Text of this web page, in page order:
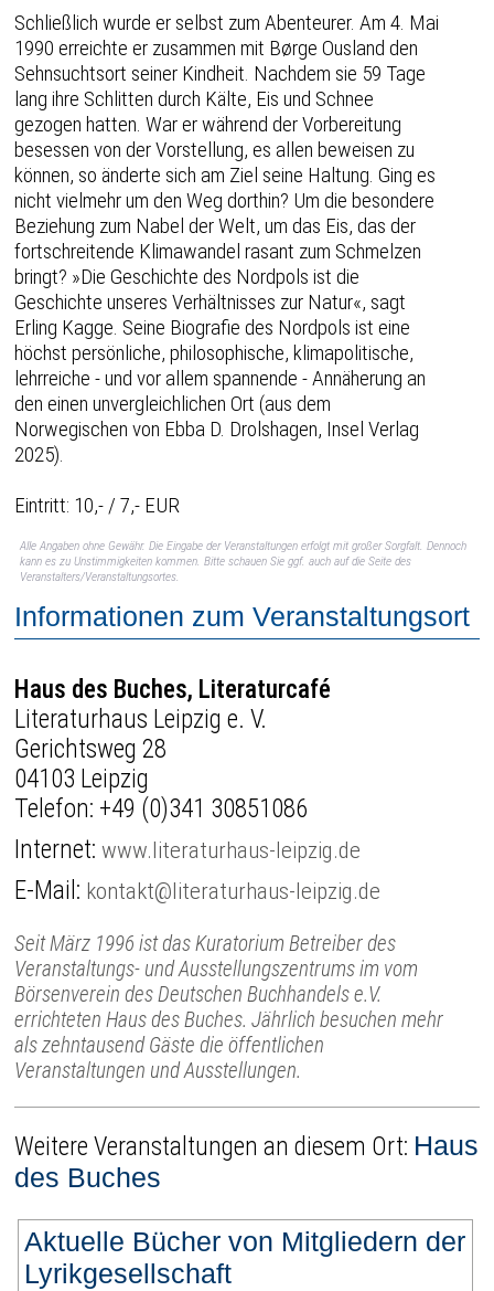
Schließlich wurde er selbst zum Abenteurer. Am 4. Mai
1990 erreichte er zusammen mit Børge Ousland den
Sehnsuchtsort seiner Kindheit. Nachdem sie 59 Tage
lang ihre Schlitten durch Kälte, Eis und Schnee
gezogen hatten. War er während der Vorbereitung
besessen von der Vorstellung, es allen beweisen zu
können, so änderte sich am Ziel seine Haltung. Ging es
nicht vielmehr um den Weg dorthin? Um die besondere
Beziehung zum Nabel der Welt, um das Eis, das der
fortschreitende Klimawandel rasant zum Schmelzen
bringt? »Die Geschichte des Nordpols ist die
Geschichte unseres Verhältnisses zur Natur«, sagt
Erling Kagge. Seine Biografie des Nordpols ist eine
höchst persönliche, philosophische, klimapolitische,
lehrreiche - und vor allem spannende - Annäherung an
den einen unvergleichlichen Ort (aus dem
Norwegischen von Ebba D. Drolshagen, Insel Verlag
2025).
Eintritt: 10,- / 7,- EUR
Alle Angaben ohne Gewähr. Die Eingabe der Veranstaltungen erfolgt mit großer Sorgfalt. Dennoch
kann es zu Unstimmigkeiten kommen. Bitte schauen Sie ggf. auch auf die Seite des
Veranstalters/Veranstaltungsortes.
Informationen zum Veranstaltungsort
Haus des Buches, Literaturcafé
Literaturhaus Leipzig e. V.
Gerichtsweg 28
04103 Leipzig
Telefon: +49 (0)341 30851086
Internet:www.literaturhaus-leipzig.de
E-Mail: kontakt@literaturhaus-leipzig.de
Seit März 1996 ist das Kuratorium Betreiber des
Veranstaltungs- und Ausstellungszentrums im vom
Börsenverein des Deutschen Buchhandels e.V.
errichteten Haus des Buches. Jährlich besuchen mehr
als zehntausend Gäste die öffentlichen
Veranstaltungen und Ausstellungen.
Weitere Veranstaltungen an diesem Ort: Haus
des Buches
Aktuelle Bücher von Mitgliedern der
Lyrikgesellschaft